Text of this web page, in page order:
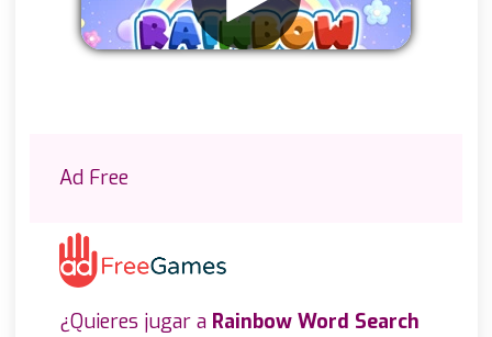
Ad Free
¿Quieres jugar a Rainbow Word Search